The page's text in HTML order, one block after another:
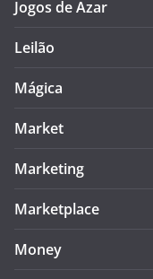
Jogos de Azar
Leilão
Mágica
Market
Marketing
Marketplace
Money